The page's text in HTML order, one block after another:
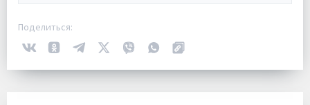
Поделиться: